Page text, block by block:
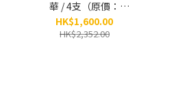
華 / 4支（原價：
$2,352）
HK$1,600.00
HK$2,352.00